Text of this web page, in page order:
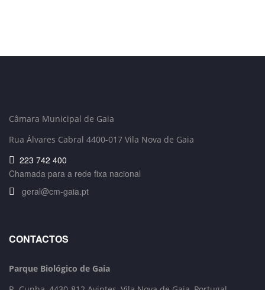
Câmara Municipal de Gaia
Rua Álvares Cabral 4400-017 Vila Nova de Gaia
223 742 400
Chamada para a rede fixa nacional
geral@cm-gaia.pt
CONTACTOS
Parque Biológico de Gaia